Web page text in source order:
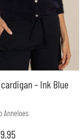
– Ink Blue
Anneloes